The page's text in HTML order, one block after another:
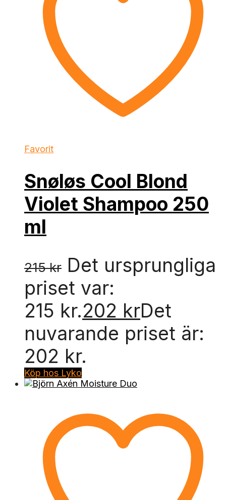
Favorit
Snøløs Cool Blond
Violet Shampoo 250
ml
215kr Det ursprungliga
priset var:
215 kr.202 krDet
nuvarande priset är:
202 kr.
Köp hos Lyko